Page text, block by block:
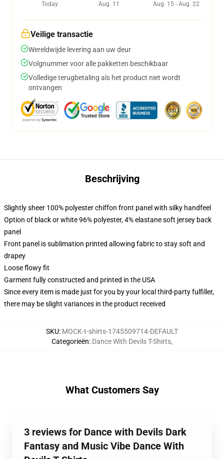
Today
Aug. 11
Aug. 15 - Aug. 22
Veilige transactie
Wereldwijde levering aan uw deur
Volgnummer voor alle pakketten beschikbaar
Volledige terugbetaling als het product niet wordt
ontvangen
Beschrijving
Slightly sheer 100% polyester chiffon front panel with silky handfeel
Option of black or white 96% polyester, 4% elastane soft jersey back
panel
Front panel is sublimation printed allowing fabric to stay soft and
drapey
Loose flowy fit
Garment fully constructed and printed in the USA
Since every item is made just for you by your local third-party fulfiller,
there may be slight variances in the product received
SKU: MOCK-t-shirts-1745509714-DEFAULT
Categorieën: Dance With Devils T-Shirts,
What Customers Say
3 reviews for Dance with Devils Dark
Fantasy and Music Vibe Dance With